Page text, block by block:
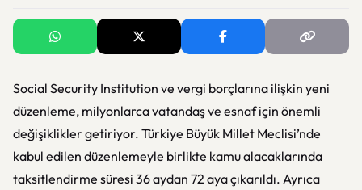
Social Security Institution ve vergi borçlarına ilişkin yeni
düzenleme, milyonlarca vatandaş ve esnaf için önemli
değişiklikler getiriyor. Türkiye Büyük Millet Meclisi’nde
kabul edilen düzenlemeyle birlikte kamu alacaklarında
taksitlendirme süresi 36 aydan 72 aya çıkarıldı. Ayrıca